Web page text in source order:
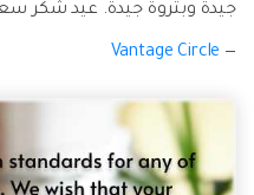
جيدة وبثروة جيدة. عيد شكر
—
Vantage Circle